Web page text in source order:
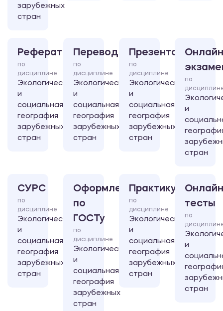
зарубежных
стран
Реферат
по
дисциплине
Экологическая
и
социальная
география
зарубежных
стран
Перевод
по
дисциплине
Экологическая
и
социальная
география
зарубежных
стран
Презентация
по
дисциплине
Экологическая
и
социальная
география
зарубежных
стран
по
и
стран
СУРС
по
дисциплине
Экологическая
и
социальная
география
зарубежных
стран
Оформление
по
ГОСТу
по
дисциплине
Экологическая
и
социальная
география
зарубежных
стран
Практикум
по
дисциплине
Экологическая
и
социальная
география
зарубежных
стран
тесты
по
и
стран